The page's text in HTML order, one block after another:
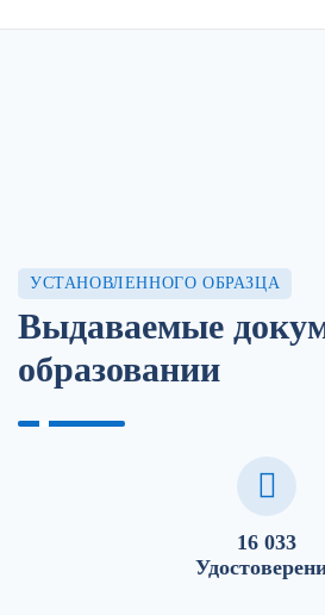
УСТАНОВЛЕННОГО ОБРАЗЦА
Выдаваемые
образовании
16 033